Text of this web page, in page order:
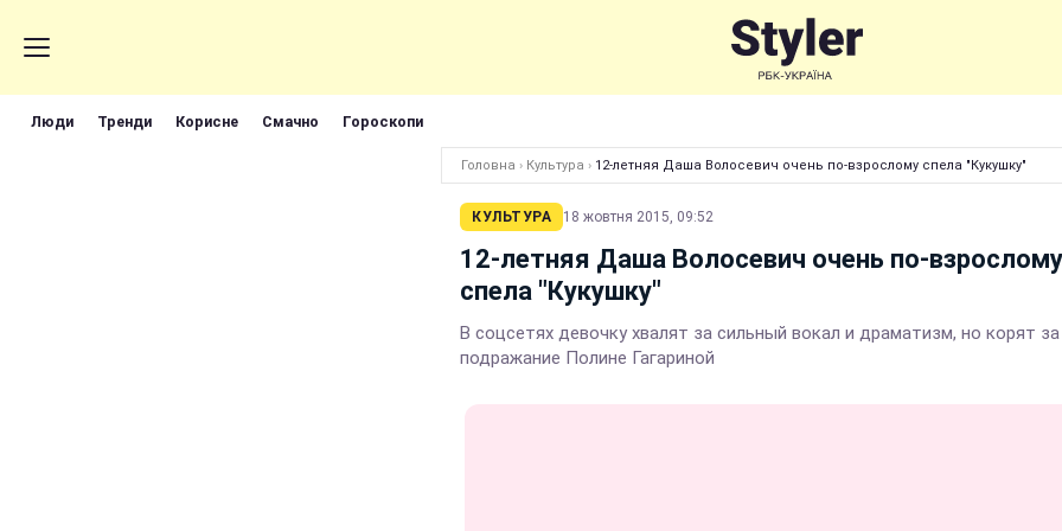
Люди Тренди Корисне Смачно Гороскопи
Головна › Культура › 12-летняя Даша Волосевич очень по-взрослому спела "Кукушку"
КУЛЬТУРА 18 жовтня 2015, 09:52
12-летняя Даша Волосевич очень по-взрослому
спела "Кукушку"
В соцсетях девочку хвалят за сильный вокал и драматизм, но корят за
подражание Полине Гагариной